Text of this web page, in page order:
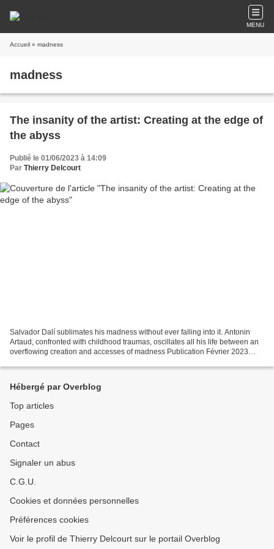
MENU
Accueil » madness
madness
The insanity of the artist: Creating at the edge of
the abyss
Publié le 01/06/2023 à 14:09
Par Thierry Delcourt
Salvador Dalí sublimates his madness without ever falling into it. Antonin
Artaud, confronted with childhood traumas, oscillates all his life between an
overflowing creation and accesses of madness Publication Février 2023
Hébergé par Overblog
Top articles
Pages
Contact
Signaler un abus
C.G.U.
Cookies et données personnelles
Préférences cookies
Voir le profil de Thierry Delcourt sur le portail Overblog